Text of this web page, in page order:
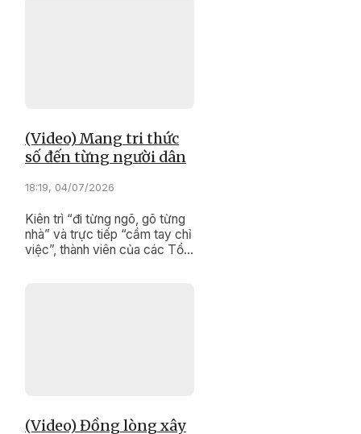
(Video) Mang tri thức
số đến từng người dân
18:19, 04/07/2026
Kiên trì “đi từng ngõ, gõ từng
nhà” và trực tiếp “cầm tay chỉ
việc”, thành viên của các Tổ
(Video) Đồng lòng xây